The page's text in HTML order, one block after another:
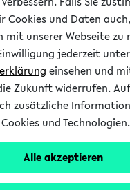
organisatorischen
finden Sie
bei jeder
meist keine direkte Hilfe
mit eKVV
über die Personen,
eingetragen haben,
der
Cookies und Daten
unserer Webseite zu
jederzeit unter
einsehen und
Zukunft widerrufen.
zusätzliche
und Technologien.
Alle akzeptieren